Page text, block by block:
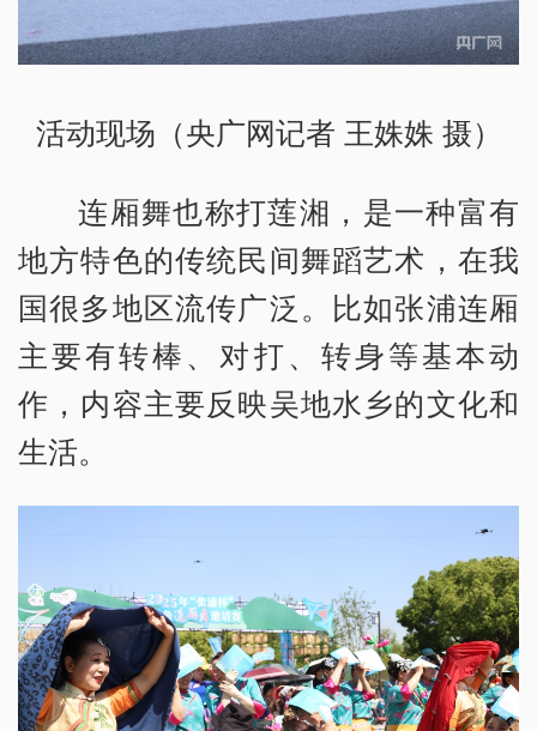
活动现场（央广网记者 王姝姝 摄）
连厢舞也称打莲湘，是一种富有
地方特色的传统民间舞蹈艺术，在我
国很多地区流传广泛。比如张浦连厢
主要有转棒、对打、转身等基本动
作，内容主要反映吴地水乡的文化和
生活。